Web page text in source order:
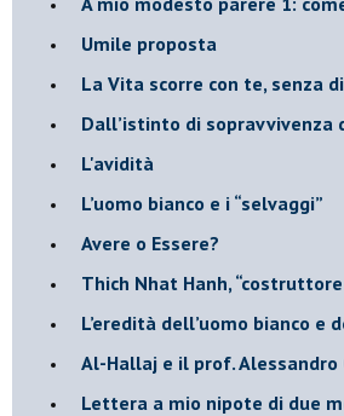
​Umile proposta
​La Vita scorre con te, senza
​Dall’istinto di
L'avidità
​L’uomo bianco e i “selvaggi”
​Avere o Essere?
​Thich Nhat Hanh, “costruttore
​L’eredità dell’uomo bianco e
Al-Hallaj e il prof. Alessandro
​Lettera a mio nipote di due